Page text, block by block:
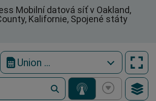
Mobilní datová síť v Oakland,
Kalifornie, Spojené státy
Union Wireless